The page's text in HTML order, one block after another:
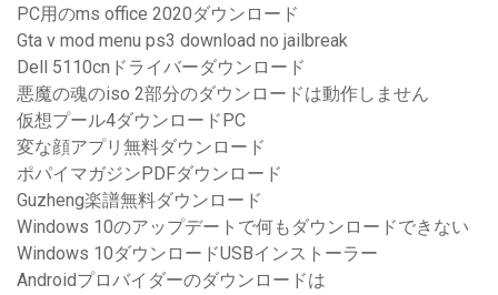
PC用のms office 2020ダウンロード
Gta v mod menu ps3 download no jailbreak
Dell 5110cnドライバーダウンロード
悪魔の魂のiso 2部分のダウンロードは動作しません
仮想プール4ダウンロードPC
変な顔アプリ無料ダウンロード
ポパイマガジンPDFダウンロード
Guzheng楽譜無料ダウンロード
Windows 10のアップデートで何もダウンロードできない
Windows 10ダウンロードUSBインストーラー
Androidプロバイダーのダウンロードは